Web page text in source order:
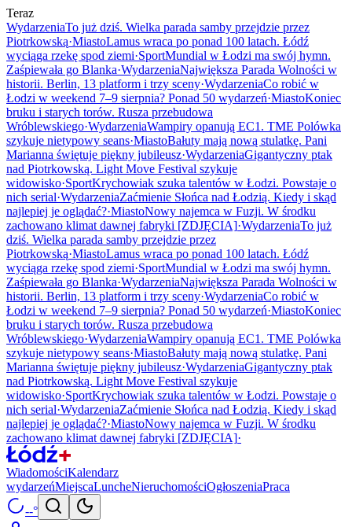
Teraz
WydarzeniaTo już dziś. Wielka parada samby przejdzie przez
Piotrkowską·MiastoLamus wraca po ponad 100 latach. Łódź
wyciąga rzekę spod ziemi·SportMundial w Łodzi ma swój hymn.
Zaśpiewała go Blanka·WydarzeniaNajwiększa Parada Wolności w
historii. Berlin, 13 platform i trzy sceny·WydarzeniaCo robić w
Łodzi w weekend 7–9 sierpnia? Ponad 50 wydarzeń·MiastoKoniec
bruku i starych torów. Rusza przebudowa
Wróblewskiego·WydarzeniaWampiry opanują EC1. TME Polówka
szykuje nietypowy seans·MiastoBałuty mają nową stulatkę. Pani
Marianna świętuje piękny jubileusz·WydarzeniaGigantyczny ptak
nad Piotrkowską. Light Move Festival szykuje
widowisko·SportKrychowiak szuka talentów w Łodzi. Powstaje o
nich serial·WydarzeniaZaćmienie Słońca nad Łodzią. Kiedy i skąd
najlepiej je oglądać?·MiastoNowy najemca w Fuzji. W środku
zachowano klimat dawnej fabryki [ZDJĘCIA]·WydarzeniaTo już
dziś. Wielka parada samby przejdzie przez
Piotrkowską·MiastoLamus wraca po ponad 100 latach. Łódź
wyciąga rzekę spod ziemi·SportMundial w Łodzi ma swój hymn.
Zaśpiewała go Blanka·WydarzeniaNajwiększa Parada Wolności w
historii. Berlin, 13 platform i trzy sceny·WydarzeniaCo robić w
Łodzi w weekend 7–9 sierpnia? Ponad 50 wydarzeń·MiastoKoniec
bruku i starych torów. Rusza przebudowa
Wróblewskiego·WydarzeniaWampiry opanują EC1. TME Polówka
szykuje nietypowy seans·MiastoBałuty mają nową stulatkę. Pani
Marianna świętuje piękny jubileusz·WydarzeniaGigantyczny ptak
nad Piotrkowską. Light Move Festival szykuje
widowisko·SportKrychowiak szuka talentów w Łodzi. Powstaje o
nich serial·WydarzeniaZaćmienie Słońca nad Łodzią. Kiedy i skąd
najlepiej je oglądać?·MiastoNowy najemca w Fuzji. W środku
zachowano klimat dawnej fabryki [ZDJĘCIA]·
WiadomościKalendarz
wydarzeńMiejscaLuncheNieruchomościOgłoszeniaPraca
--°